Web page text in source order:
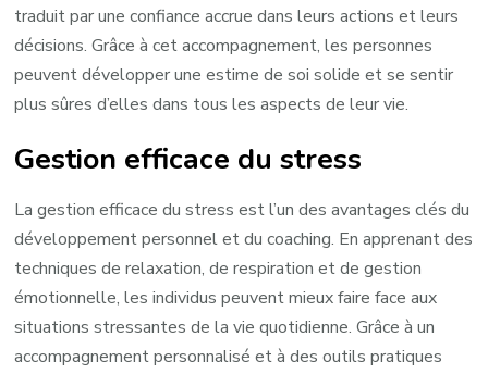
traduit par une confiance accrue dans leurs actions et leurs
décisions. Grâce à cet accompagnement, les personnes
peuvent développer une estime de soi solide et se sentir
plus sûres d’elles dans tous les aspects de leur vie.
Gestion efficace du stress
La gestion efficace du stress est l’un des avantages clés du
développement personnel et du coaching. En apprenant des
techniques de relaxation, de respiration et de gestion
émotionnelle, les individus peuvent mieux faire face aux
situations stressantes de la vie quotidienne. Grâce à un
accompagnement personnalisé et à des outils pratiques